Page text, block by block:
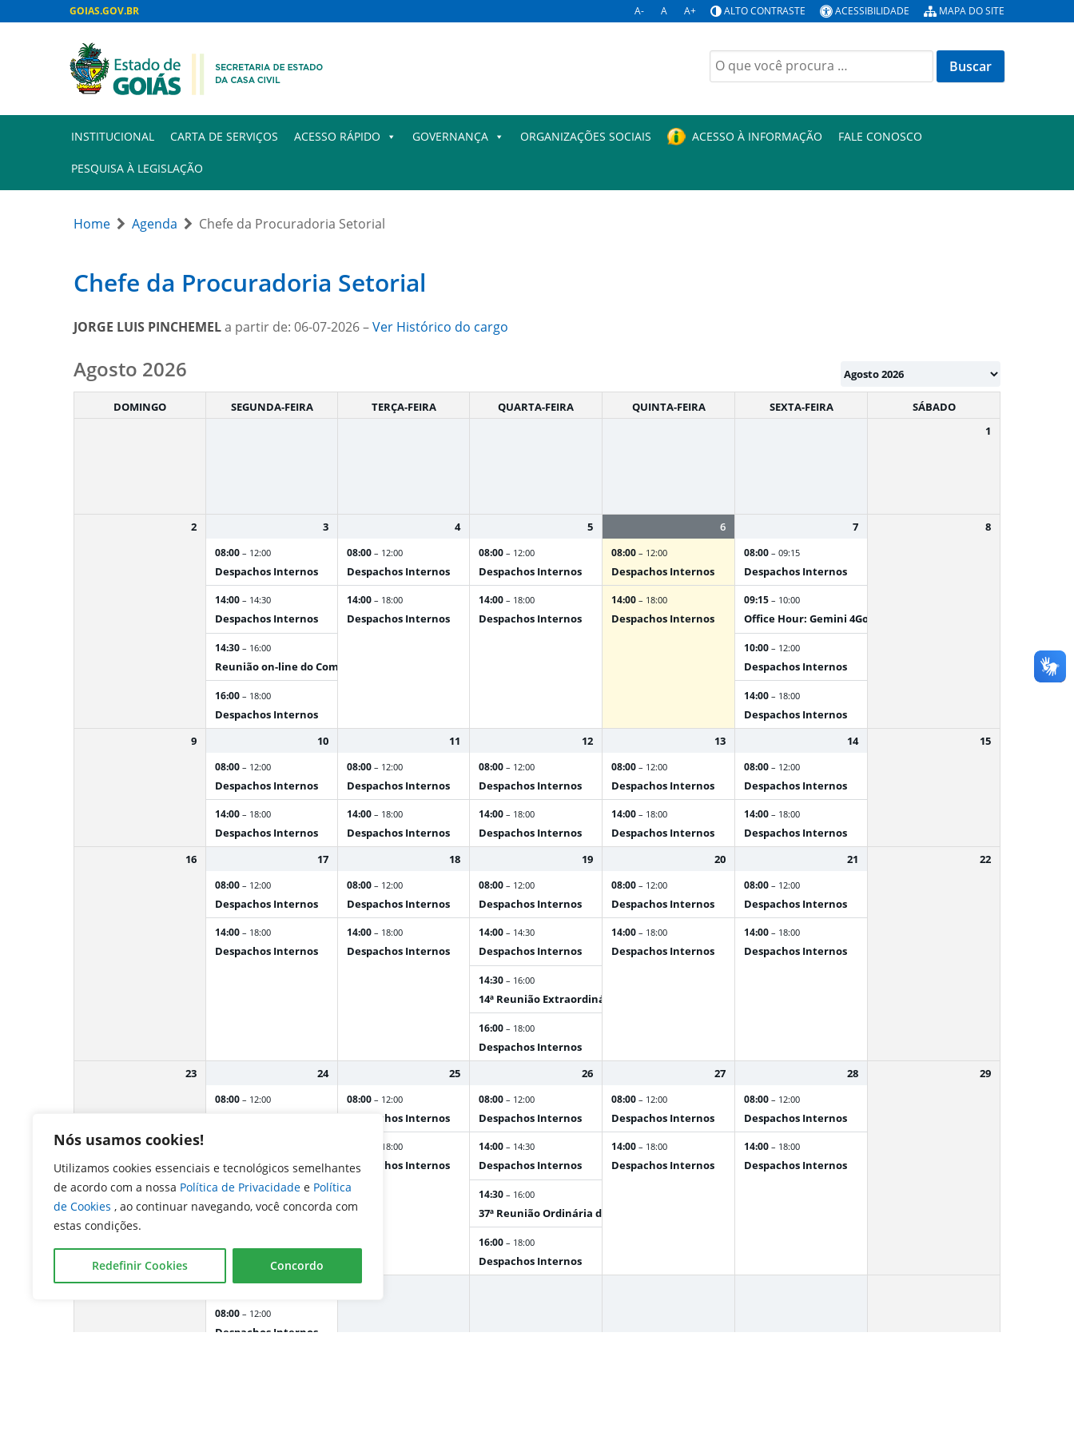
Nós usamos cookies!
Utilizamos cookies essenciais e tecnológicos semelhantes
de acordo com a nossa Política de Privacidade e Política
de Cookies , ao continuar navegando, você concorda com
estas condições.
Redefinir Cookies Concordo
GOIAS.GOV.BR A- A A+ ALTO CONTRASTE ACESSIBILIDADE MAPA DO SITE
Buscar
por:
INSTITUCIONAL CARTA DE SERVIÇOS ACESSO RÁPIDO GOVERNANÇA ORGANIZAÇÕES SOCIAIS ACESSO À INFORMAÇÃO FALE CONOSCO
PESQUISA À LEGISLAÇÃO
Home Agenda Chefe da Procuradoria Setorial
Chefe da Procuradoria Setorial
JORGE LUIS PINCHEMELa partir de: 06-07-2026 –Ver Histórico do cargo
Month
selection
Agosto 2026
DOMINGO SEGUNDA-FEIRA TERÇA-FEIRA QUARTA-FEIRA QUINTA-FEIRA SEXTA-FEIRA
SÁBADO
1
2 3
08:00 – 12:00
Despachos Internos
14:00 – 14:30
Despachos Internos
14:30 – 16:00
Reunião on-line do Comitê Setorial de Compliance
16:00 – 18:00
Despachos Internos
4
08:00 – 12:00
Despachos Internos
14:00 – 18:00
Despachos Internos
5
08:00 – 12:00
Despachos Internos
14:00 – 18:00
Despachos Internos
6
08:00 – 12:00
Despachos Internos
14:00 – 18:00
Despachos Internos
7
08:00 – 09:15
Despachos Internos
09:15 – 10:00
Office Hour: Gemini 4Gov
10:00 – 12:00
Despachos Internos
14:00 – 18:00
Despachos Internos
8
9 10
08:00 – 12:00
Despachos Internos
14:00 – 18:00
Despachos Internos
11
08:00 – 12:00
Despachos Internos
14:00 – 18:00
Despachos Internos
12
08:00 – 12:00
Despachos Internos
14:00 – 18:00
Despachos Internos
13
08:00 – 12:00
Despachos Internos
14:00 – 18:00
Despachos Internos
14
08:00 – 12:00
Despachos Internos
14:00 – 18:00
Despachos Internos
15
16 17
08:00 – 12:00
Despachos Internos
14:00 – 18:00
Despachos Internos
18
08:00 – 12:00
Despachos Internos
14:00 – 18:00
Despachos Internos
19
08:00 – 12:00
Despachos Internos
14:00 – 14:30
Despachos Internos
14:30 – 16:00
14ª Reunião Extraordinária do CA
16:00 – 18:00
Despachos Internos
20
08:00 – 12:00
Despachos Internos
14:00 – 18:00
Despachos Internos
21
08:00 – 12:00
Despachos Internos
14:00 – 18:00
Despachos Internos
22
23 24
08:00 – 12:00
Despachos Internos
25
08:00 – 12:00
Despachos Internos
– 18:00
Despachos Internos
26
08:00 – 12:00
Despachos Internos
14:00 – 14:30
Despachos Internos
14:30 – 16:00
37ª Reunião Ordinária do CA
16:00 – 18:00
Despachos Internos
27
08:00 – 12:00
Despachos Internos
14:00 – 18:00
Despachos Internos
28
08:00 – 12:00
Despachos Internos
14:00 – 18:00
Despachos Internos
29
30 31
08:00 – 12:00
Despachos Internos